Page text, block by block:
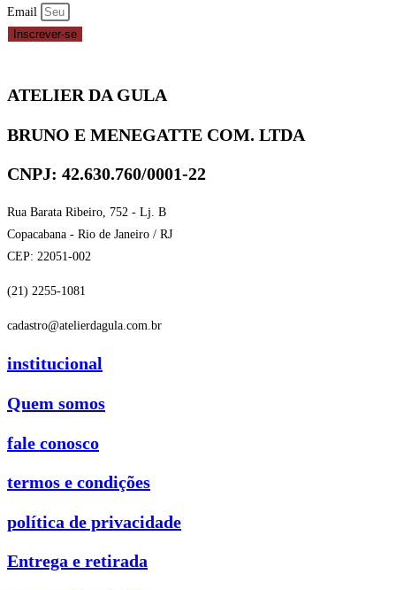
Email
Inscrever-se
ATELIER DA GULA
BRUNO E MENEGATTE COM. LTDA
CNPJ: 42.630.760/0001-22
Rua Barata Ribeiro, 752 - Lj. B
Copacabana - Rio de Janeiro / RJ
CEP: 22051-002
(21) 2255-1081
cadastro@atelierdagula.com.br
institucional
Quem somos
fale conosco
termos e condições
política de privacidade
Entrega e retirada